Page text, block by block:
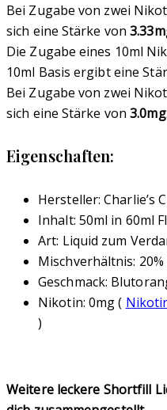
Bei Zugabe von zwei
sich eine Stärke von
Die Zugabe eines 10ml
10ml Basis ergibt eine
Bei Zugabe von zwei
sich eine Stärke von3.0mg.
Eigenschaften:
Hersteller: Charlie’s
Inhalt: 50ml in 60ml
Art: Liquid zum
Mischverhältnis: 20%
Geschmack:
Nikotin: 0mg (
)
Weitere leckere Shortfill